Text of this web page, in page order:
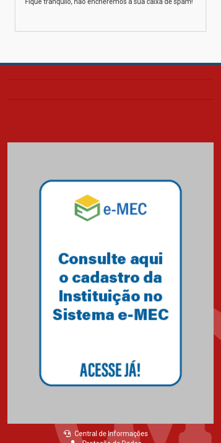
na educação dos filhos além da
Central de Informações